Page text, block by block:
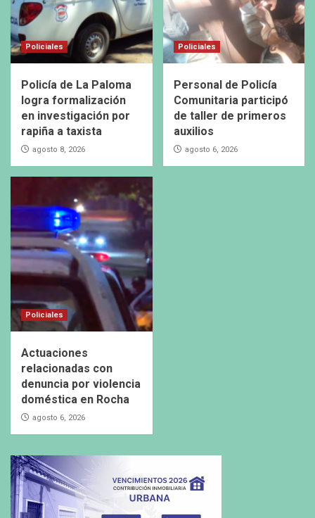
Policiales
Policía de La Paloma
logra formalización
en investigación por
rapiña a taxista
agosto 8, 2026
Policiales
Personal de Policía
Comunitaria participó
de taller de primeros
auxilios
agosto 6, 2026
Policiales
Actuaciones
relacionadas con
denuncia por violencia
doméstica en Rocha
agosto 6, 2026